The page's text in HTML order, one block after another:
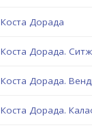
Коста Дорада
Коста Дорада.
Коста Дорада.
Коста Дорада.